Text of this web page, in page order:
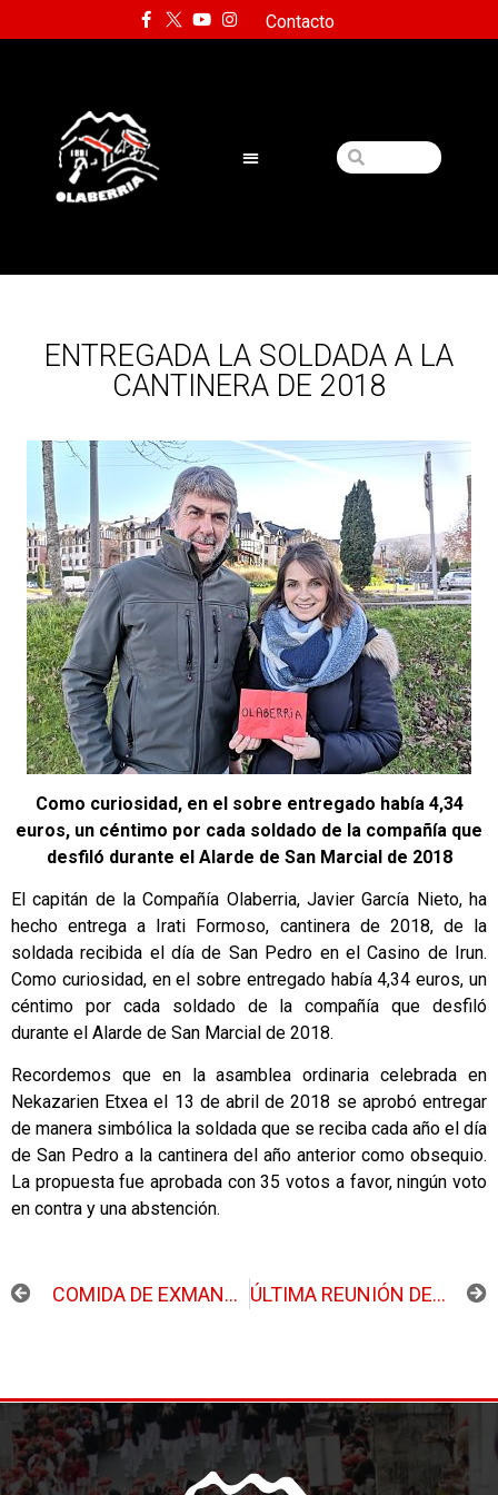
Contacto
ENTREGADA LA SOLDADA A LA
CANTINERA DE 2018
Como curiosidad, en el sobre entregado había 4,34
euros, un céntimo por cada soldado de la compañía que
desfiló durante el Alarde de San Marcial de 2018
El capitán de la Compañía Olaberria, Javier García Nieto, ha
hecho entrega a Irati Formoso, cantinera de 2018, de la
soldada recibida el día de San Pedro en el Casino de Irun.
Como curiosidad, en el sobre entregado había 4,34 euros, un
céntimo por cada soldado de la compañía que desfiló
durante el Alarde de San Marcial de 2018.
Recordemos que en la asamblea ordinaria celebrada en
Nekazarien Etxea el 13 de abril de 2018 se aprobó entregar
de manera simbólica la soldada que se reciba cada año el día
de San Pedro a la cantinera del año anterior como obsequio.
La propuesta fue aprobada con 35 votos a favor, ningún voto
en contra y una abstención.
COMIDA DE EXMANDOS EN OILURTA AZPI ÚLTIMA REUNIÓN DEL AÑO